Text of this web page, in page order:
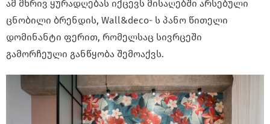
ამ მხრივ ყურადღებას იქცევს მისაღებში არსებული
ცნობილი ბრენდის, Wall&deco- ს პანო წითელი
დომინანტი ფერით, რომელსაც სივრცეში
გამორჩეული განწყობა შემოაქვს.